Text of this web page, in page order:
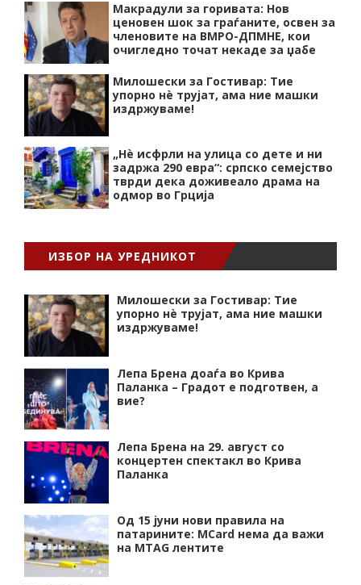
Макрадули за горивата: Нов
ценовен шок за граѓаните, освен за
членовите на ВМРО-ДПМНЕ, кои
очигледно точат некаде за џабе
Милошески за Гостивар: Тие
упорно нѐ трујат, ама ние машки
издржуваме!
„Нѐ исфрли на улица со дете и ни
задржа 290 евра“: српско семејство
тврди дека доживеало драма на
одмор во Грција
ИЗБОР НА УРЕДНИКОТ
Милошески за Гостивар: Тие
упорно нѐ трујат, ама ние машки
издржуваме!
Лепа Брена доаѓа во Крива
Паланка – Градот е подготвен, а
вие?
Лепа Брена на 29. август со
концертен спектакл во Крива
Паланка
Од 15 јуни нови правила на
патарините: MCard нема да важи
на MTAG лентите